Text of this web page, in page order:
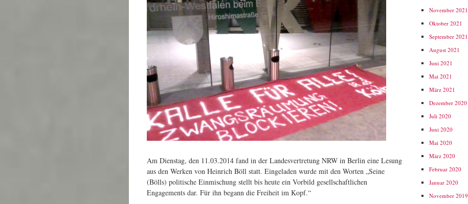
Am Dienstag, den 11.03.2014 fand in der Landesvertretung NRW in Berlin eine Lesung
aus den Werken von Heinrich Böll statt. Eingeladen wurde mit den Worten „Seine
(Bölls) politische Einmischung stellt bis heute ein Vorbild gesellschaftlichen
Engagements dar. Für ihn begann die Freiheit im Kopf.“
November 2021
Oktober 2021
September 2021
August 2021
Juni 2021
Mai 2021
März 2021
Dezember 2020
Juli 2020
Juni 2020
Mai 2020
März 2020
Februar 2020
Januar 2020
November 2019